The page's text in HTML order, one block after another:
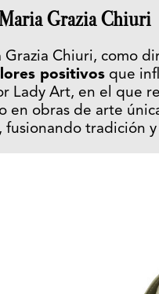
Grazia Chiuri
Grazia Chiuri, como
positivos que
Lady Art, en el que
en obras de arte
fusionando tradición